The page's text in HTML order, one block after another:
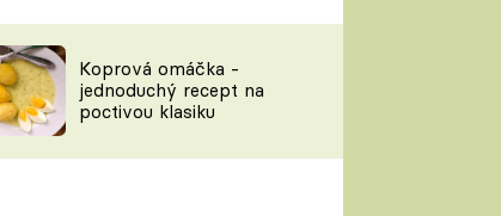
Prima LAJK
Sledujte nás
Koprová omáčka -
jednoduchý recept na
poctivou klasiku